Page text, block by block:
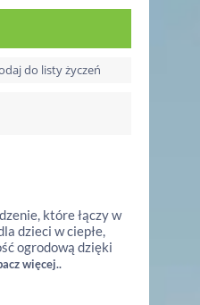
do listy życzeń
które łączy w
dzieci w ciepłe,
ogrodową dzięki
więcej..